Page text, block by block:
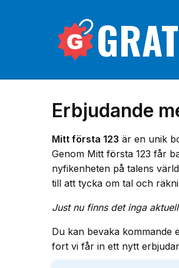
Erbjudande
Mitt första 123 är en unik
Genom Mitt första 123 får
nyfikenheten på talens
till att tycka om tal och
Just nu finns det inga
Du kan bevaka kommande
fort vi får in ett nytt